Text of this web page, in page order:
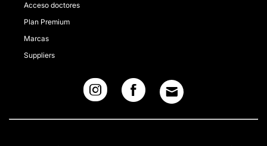
Acceso doctores
Plan Premium
Marcas
Suppliers